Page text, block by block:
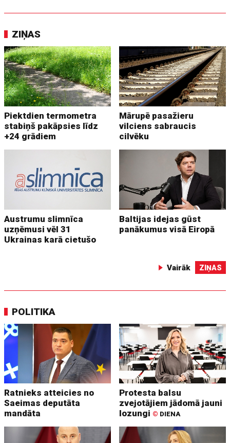
ZIŅAS
Piektdien termometra
stabiņš pakāpsies līdz
+24 grādiem
Mārupē pasažieru
vilciens sabraucis
cilvēku
Austrumu slimnīca
uzņēmusi vēl 31
Ukrainas karā cietušo
Baltijas idejas gūst
panākumus visā Eiropā
Vairāk ZIŅAS
POLITIKA
Ratnieks atteicies no
Saeimas deputāta
mandāta
Protesta balsu
zvejotājiem jādomā jauni
lozungi © DIENA